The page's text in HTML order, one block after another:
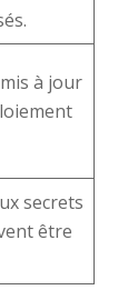
à jour
secrets
être